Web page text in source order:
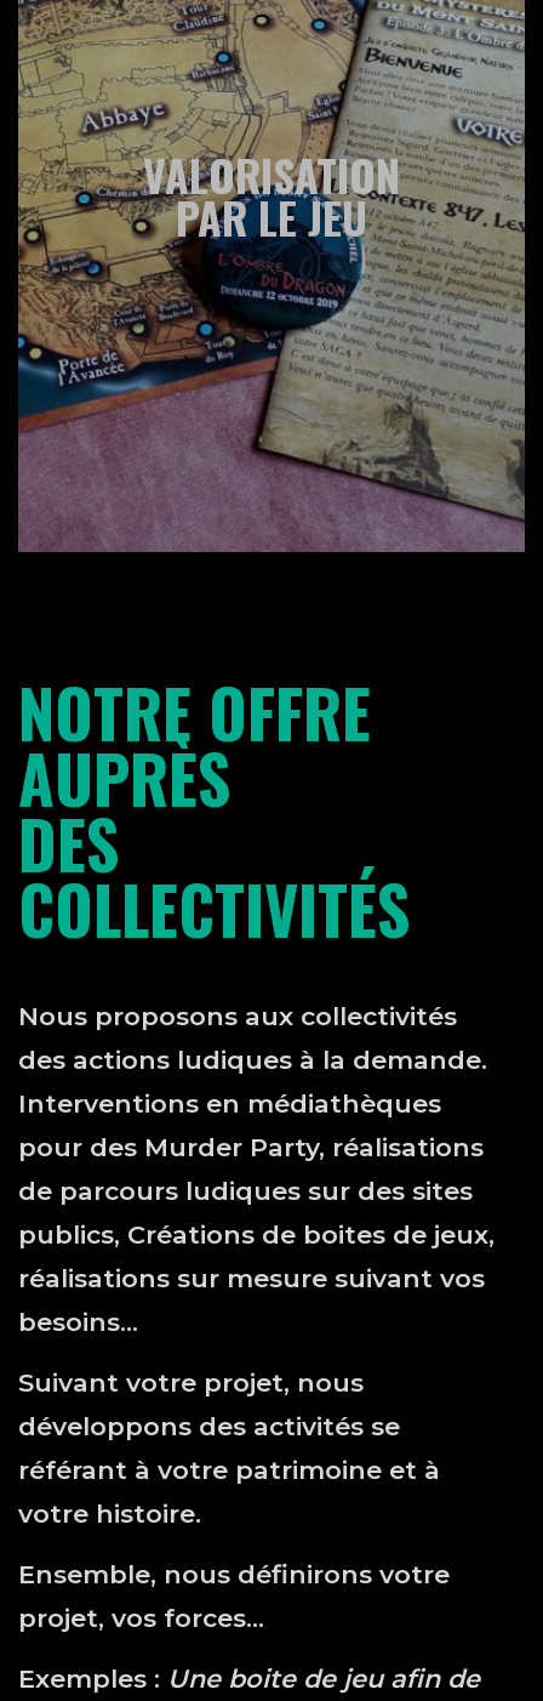
VALORISATION
PAR LE JEU
NOTRE OFFRE
AUPRÈS
DES
COLLECTIVITÉS
Nous proposons aux collectivités
des actions ludiques à la demande.
Interventions en médiathèques
pour des Murder Party, réalisations
de parcours ludiques sur des sites
publics, Créations de boites de jeux,
réalisations sur mesure suivant vos
besoins…
Suivant votre projet, nous
développons des activités se
référant à votre patrimoine et à
votre histoire.
Ensemble, nous définirons votre
projet, vos forces…
Exemples : Une boite de jeu afin de